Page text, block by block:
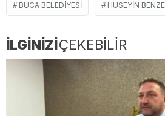
BUCA BELEDIYESI HÜSEYIN
İLGİNİZİÇEKEBİLİR